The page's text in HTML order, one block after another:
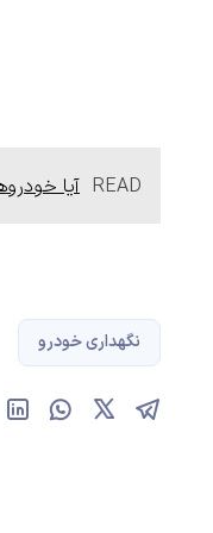
READ آیا
نگهداری خودرو